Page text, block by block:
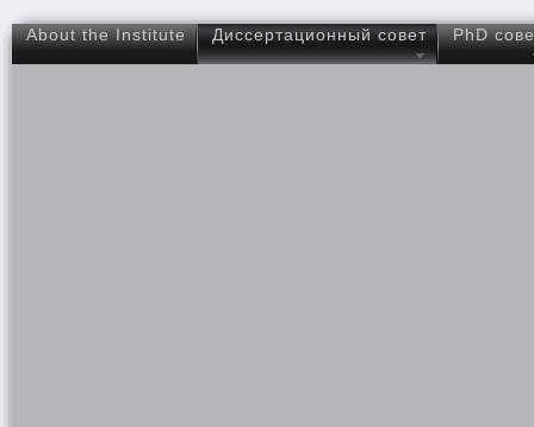
About the Institute Диссертационный совет PhD